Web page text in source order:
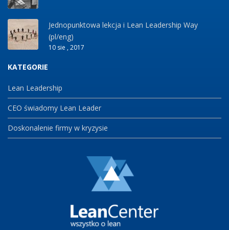
Jednopunktowa lekcja i Lean Leadership Way
(pl/eng)
10 sie , 2017
KATEGORIE
Lean Leadership
CEO świadomy Lean Leader
Doskonalenie firmy w kryzysie